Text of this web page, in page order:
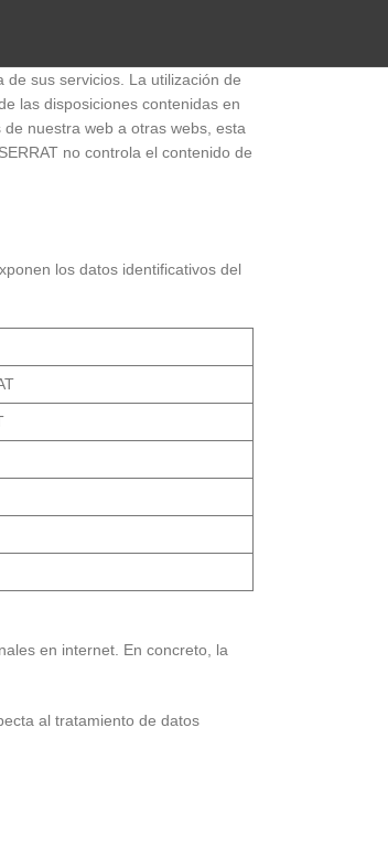
de sus servicios. La utilización de
las disposiciones contenidas en
nuestra web a otras webs, esta
no controla el contenido de
los datos identificativos del
en internet. En concreto, la
al tratamiento de datos